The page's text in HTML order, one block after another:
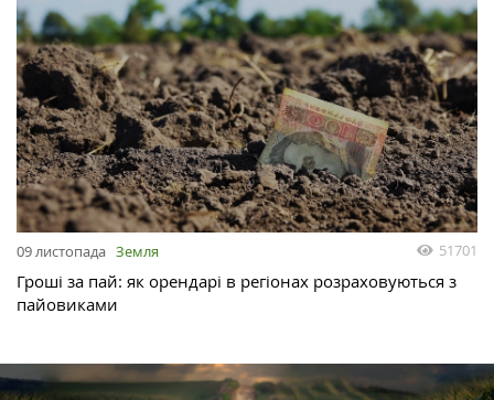
09 листопада Земля 51701
Гроші за пай: як орендарі в регіонах розраховуються з
пайовиками